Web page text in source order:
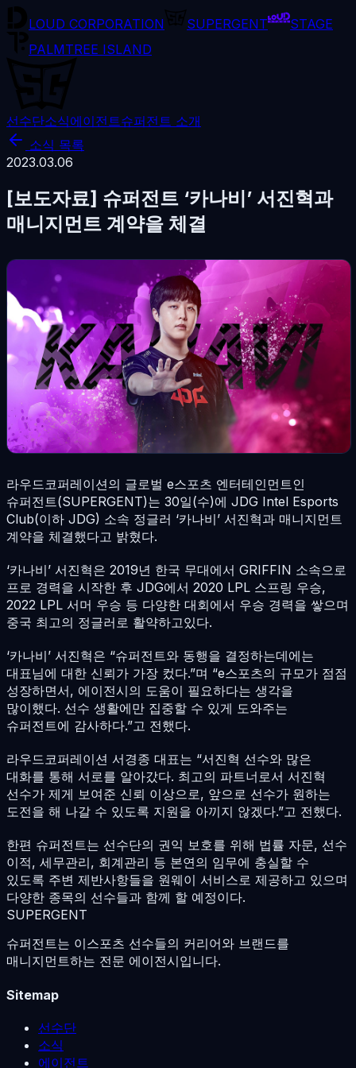
LOUD CORPORATION SUPERGENT
STAGE
PALMTREE ISLAND
선수단소식에이전트슈퍼전트 소개
소식 목록
2023.03.06
[보도자료] 슈퍼전트 ‘카나비’ 서진혁과
매니지먼트 계약을 체결
라우드코퍼레이션의 글로벌 e스포츠 엔터테인먼트인
슈퍼전트(SUPERGENT)는 30일(수)에 JDG Intel Esports
Club(이하 JDG) 소속 정글러 ‘카나비’ 서진혁과 매니지먼트
계약을 체결했다고 밝혔다.
‘카나비’ 서진혁은 2019년 한국 무대에서 GRIFFIN 소속으로
프로 경력을 시작한 후 JDG에서 2020 LPL 스프링 우승,
2022 LPL 서머 우승 등 다양한 대회에서 우승 경력을 쌓으며
중국 최고의 정글러로 활약하고있다.
‘카나비’ 서진혁은 “슈퍼전트와 동행을 결정하는데에는
대표님에 대한 신뢰가 가장 컸다.”며 “e스포츠의 규모가 점점
성장하면서, 에이전시의 도움이 필요하다는 생각을
많이했다. 선수 생활에만 집중할 수 있게 도와주는
슈퍼전트에 감사하다.”고 전했다.
라우드코퍼레이션 서경종 대표는 “서진혁 선수와 많은
대화를 통해 서로를 알아갔다. 최고의 파트너로서 서진혁
선수가 제게 보여준 신뢰 이상으로, 앞으로 선수가 원하는
도전을 해 나갈 수 있도록 지원을 아끼지 않겠다.”고 전했다.
한편 슈퍼전트는 선수단의 권익 보호를 위해 법률 자문, 선수
이적, 세무관리, 회계관리 등 본연의 임무에 충실할 수
있도록 주변 제반사항들을 원웨이 서비스로 제공하고 있으며
다양한 종목의 선수들과 함께 할 예정이다.
SUPERGENT
슈퍼전트는 이스포츠 선수들의 커리어와 브랜드를
매니지먼트하는 전문 에이전시입니다.
Sitemap
선수단
소식
에이전트